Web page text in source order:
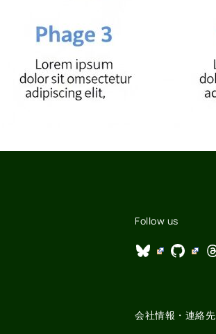
Follow us
Bluesky GitHub Threads
会社情報・連絡先